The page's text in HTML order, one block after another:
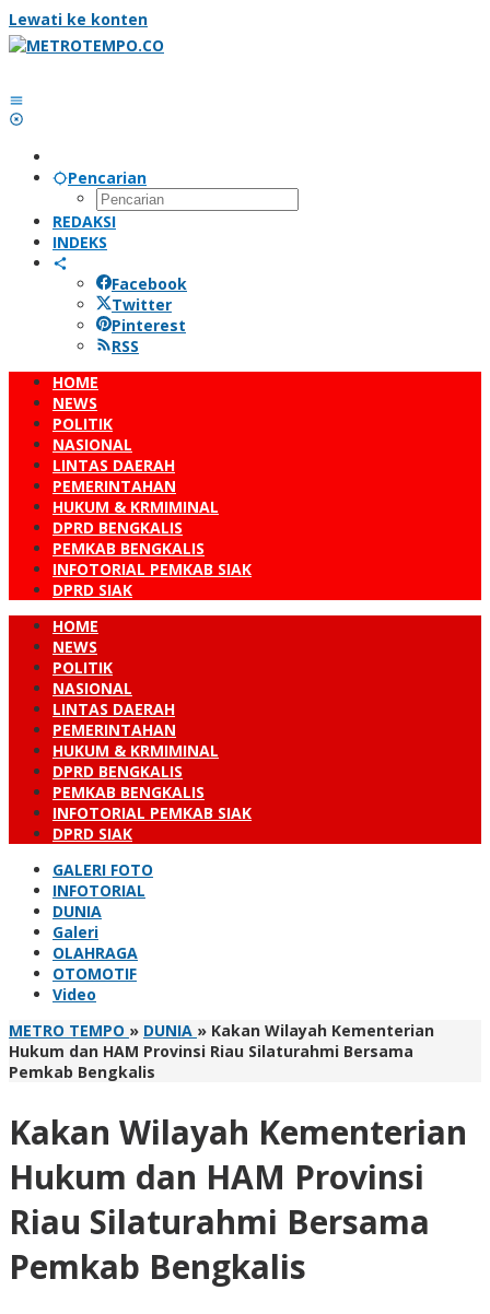
Lewati ke konten
Pencarian
REDAKSI
INDEKS
Facebook
Twitter
Pinterest
RSS
HOME
NEWS
POLITIK
NASIONAL
LINTAS DAERAH
PEMERINTAHAN
HUKUM & KRMIMINAL
DPRD BENGKALIS
PEMKAB BENGKALIS
INFOTORIAL PEMKAB SIAK
DPRD SIAK
HOME
NEWS
POLITIK
NASIONAL
LINTAS DAERAH
PEMERINTAHAN
HUKUM & KRMIMINAL
DPRD BENGKALIS
PEMKAB BENGKALIS
INFOTORIAL PEMKAB SIAK
DPRD SIAK
GALERI FOTO
INFOTORIAL
DUNIA
Galeri
OLAHRAGA
OTOMOTIF
Video
METRO TEMPO » DUNIA » Kakan Wilayah Kementerian
Hukum dan HAM Provinsi Riau Silaturahmi Bersama
Pemkab Bengkalis
Kakan Wilayah Kementerian
Hukum dan HAM Provinsi
Riau Silaturahmi Bersama
Pemkab Bengkalis